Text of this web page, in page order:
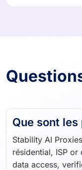
Que sont
Stability AI
résidential, ISP or
data access,